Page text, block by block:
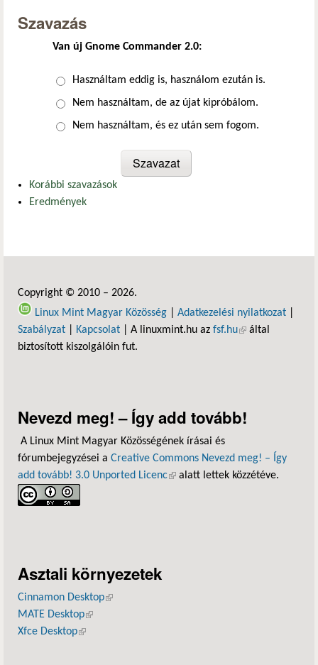
Szavazás
Van új Gnome Commander 2.0:
Választások
Használtam eddig is, használom ezután is.
Nem használtam, de az újat kipróbálom.
Nem használtam, és ez után sem fogom.
Korábbi szavazások
Eredmények
Copyright © 2010 – 2026.
Linux Mint Magyar Közösség
Adatkezelési nyilatkozat
Szabályzat
Kapcsolat | A linuxmint.hu az fsf.hu(külső hivatkozás)
által
biztosított kiszolgálóin fut.
Nevezd meg! – Így add tovább!
A Linux Mint Magyar Közösségének írásai és
fórumbejegyzései a Creative Commons Nevezd meg! – Így
add tovább! 3.0 Unported Licenc(külső hivatkozás)
alatt lettek közzétéve.
Asztali környezetek
Cinnamon Desktop(külső hivatkozás)
MATE Desktop(külső hivatkozás)
Xfce Desktop(külső hivatkozás)